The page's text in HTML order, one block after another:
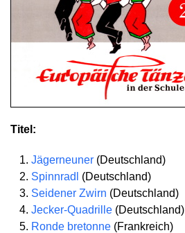
Titel:
Jägerneuner (Deutschland)
Spinnradl
(Deutschland)
Seidener Zwirn (Deutschland)
Jecker-Quadrille (Deutschland)
Ronde bretonne (Frankreich)